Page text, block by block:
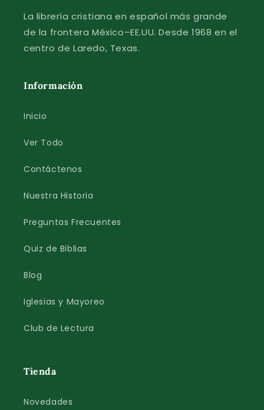
La librería cristiana en español más grande
de la frontera México–EE.UU. Desde 1968 en el
centro de Laredo, Texas.
Información
Inicio
Ver Todo
Contáctenos
Nuestra Historia
Preguntas Frecuentes
Quiz de Biblias
Blog
Iglesias y Mayoreo
Club de Lectura
Tienda
Novedades